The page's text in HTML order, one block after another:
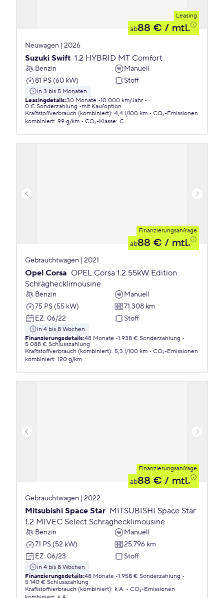
Leasing
ab88 € / mtl.
Neuwagen | 2026
Suzuki Swift 1.2 HYBRID MT Comfort
Benzin
Manuell
81 PS (60 kW)
Stoff
in 3 bis 5 Monaten
Leasingdetails:30 Monate 10.000 km/Jahr
0 € Sonderzahlung
mit Kaufoption
Kraftstoffverbrauch (kombiniert): 4,4 l/100 km
CO₂-Emissionen
kombiniert: 99 g/km CO₂-Klasse: C
Finanzierungsanfrage
ab88 € / mtl.
Gebrauchtwagen | 2021
Opel Corsa OPEL Corsa 1.2 55kW Edition
Schräghecklimousine
Benzin
Manuell
75 PS (55 kW)
71.308 km
EZ: 06/22 Stoff
in 4 bis 8 Wochen
Finanzierungsdetails:48 Monate 1.938 € Sonderzahlung
5.088 € Schlusszahlung
Kraftstoffverbrauch (kombiniert): 5,3 l/100 km
CO₂-Emissionen
kombiniert: 120 g/km
Finanzierungsanfrage
ab88 € / mtl.
Gebrauchtwagen | 2022
Mitsubishi Space Star MITSUBISHI Space Star
1.2 MIVEC Select Schräghecklimousine
Benzin
Manuell
71 PS (52 kW)
25.796 km
EZ: 06/23 Stoff
in 4 bis 8 Wochen
Finanzierungsdetails:48 Monate 1.958 € Sonderzahlung
5.140 € Schlusszahlung
Kraftstoffverbrauch (kombiniert): k.A.
CO₂-Emissionen